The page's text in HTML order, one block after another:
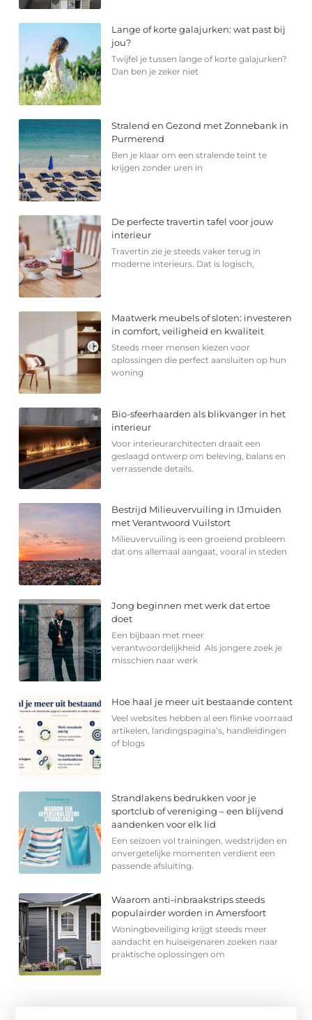
Lange of korte galajurken: wat past bij
jou?
Twijfel je tussen lange of korte galajurken?
Dan ben je zeker niet
Stralend en Gezond met Zonnebank in
Purmerend
Ben je klaar om een stralende teint te
krijgen zonder uren in
De perfecte travertin tafel voor jouw
interieur
Travertin zie je steeds vaker terug in
moderne interieurs. Dat is logisch,
Maatwerk meubels of sloten: investeren
in comfort, veiligheid en kwaliteit
Steeds meer mensen kiezen voor
oplossingen die perfect aansluiten op hun
woning
Bio-sfeerhaarden als blikvanger in het
interieur
Voor interieurarchitecten draait een
geslaagd ontwerp om beleving, balans en
verrassende details.
Bestrijd Milieuvervuiling in IJmuiden
met Verantwoord Vuilstort
Milieuvervuiling is een groeiend probleem
dat ons allemaal aangaat, vooral in steden
Jong beginnen met werk dat ertoe
doet
Een bijbaan met meer
verantwoordelijkheid Als jongere zoek je
misschien naar werk
Hoe haal je meer uit bestaande content
Veel websites hebben al een flinke voorraad
artikelen, landingspagina’s, handleidingen
of blogs
Strandlakens bedrukken voor je
sportclub of vereniging – een blijvend
aandenken voor elk lid
Een seizoen vol trainingen, wedstrijden en
onvergetelijke momenten verdient een
passende afsluiting.
Waarom anti-inbraakstrips steeds
populairder worden in Amersfoort
Woningbeveiliging krijgt steeds meer
aandacht en huiseigenaren zoeken naar
praktische oplossingen om